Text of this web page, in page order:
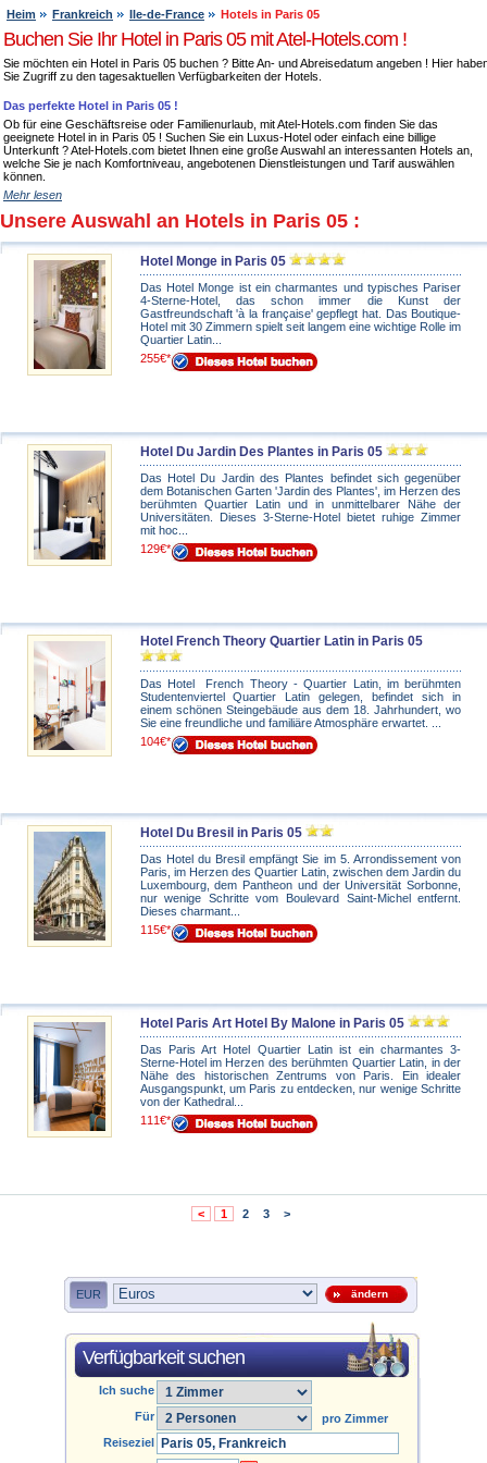
Heim Frankreich Ile-de-France Hotels in Paris 05
Buchen Sie Ihr Hotel in Paris 05 mit Atel-Hotels.com !
Sie möchten ein Hotel in Paris 05 buchen ? Bitte An- und Abreisedatum angeben ! Hier
Sie Zugriff zu den tagesaktuellen Verfügbarkeiten der Hotels.
Das perfekte Hotel in Paris 05 !
Ob für eine Geschäftsreise oder Familienurlaub, mit Atel-Hotels.com finden Sie das
geeignete Hotel in in Paris 05 ! Suchen Sie ein Luxus-Hotel oder einfach eine billige
Unterkunft ? Atel-Hotels.com bietet Ihnen eine große Auswahl an interessanten Hotels an,
welche Sie je nach Komfortniveau, angebotenen Dienstleistungen und Tarif auswählen
können.
Mehr lesen
Unsere Auswahl an Hotels in Paris 05 :
Hotel Monge in Paris 05
Das Hotel Monge ist ein charmantes und typisches Pariser
4-Sterne-Hotel, das schon immer die Kunst der
Gastfreundschaft 'à la française' gepflegt hat. Das Boutique-
Hotel mit 30 Zimmern spielt seit langem eine wichtige Rolle im
Quartier Latin...
255€*
Hotel Du Jardin Des Plantes in Paris 05
Das Hotel Du Jardin des Plantes befindet sich gegenüber
dem Botanischen Garten 'Jardin des Plantes', im Herzen des
berühmten Quartier Latin und in unmittelbarer Nähe der
Universitäten. Dieses 3-Sterne-Hotel bietet ruhige Zimmer
mit hoc...
129€*
Hotel French Theory Quartier Latin in Paris 05
Das Hotel French Theory - Quartier Latin, im berühmten
Studentenviertel Quartier Latin gelegen, befindet sich in
einem schönen Steingebäude aus dem 18. Jahrhundert, wo
Sie eine freundliche und familiäre Atmosphäre erwartet. ...
104€*
Hotel Du Bresil in Paris 05
Das Hotel du Bresil empfängt Sie im 5. Arrondissement von
Paris, im Herzen des Quartier Latin, zwischen dem Jardin du
Luxembourg, dem Pantheon und der Universität Sorbonne,
nur wenige Schritte vom Boulevard Saint-Michel entfernt.
Dieses charmant...
115€*
Hotel Paris Art Hotel By Malone in Paris 05
Das Paris Art Hotel Quartier Latin ist ein charmantes 3-
Sterne-Hotel im Herzen des berühmten Quartier Latin, in der
Nähe des historischen Zentrums von Paris. Ein idealer
Ausgangspunkt, um Paris zu entdecken, nur wenige Schritte
von der Kathedral...
111€*
< 1 2 3 >
EUR ändern
Verfügbarkeit suchen
Ich suche
Für
pro Zimmer
Reiseziel